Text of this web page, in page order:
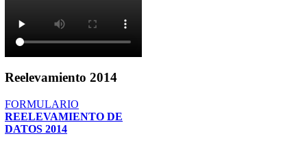
Reelevamiento 2014
FORMULARIO
REELEVAMIENTO DE
DATOS 2014